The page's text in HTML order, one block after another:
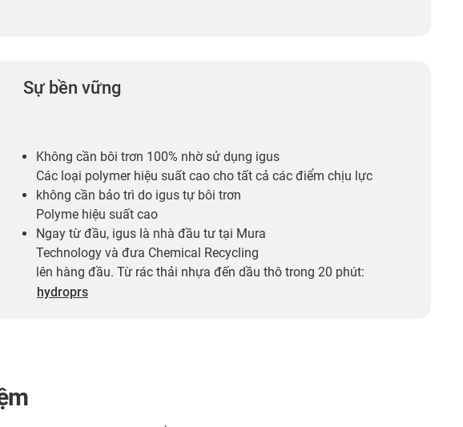
Sự bền vững
Không cần bôi trơn 100% nhờ sử dụng igus
Các loại polymer hiệu suất cao cho tất cả các điểm chịu lực
không cần bảo trì do igus tự bôi trơn
Polyme hiệu suất cao
Ngay từ đầu, igus là nhà đầu tư tại Mura
Technology và đưa Chemical Recycling
lên hàng đầu. Từ rác thải nhựa đến dầu thô trong 20 phút:
hydroprs